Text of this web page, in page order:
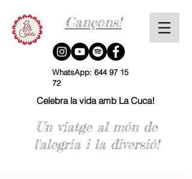
Cançons!
WhatsApp: 644 97 15
72
Celebra la vida amb La Cuca!
Un viatge al món de
l'alegria i la diversió!